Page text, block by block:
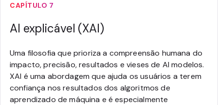
CAPÍTULO 7
AI explicável (XAI)
Uma filosofia que prioriza a compreensão humana do
impacto, precisão, resultados e vieses de AI modelos.
XAI é uma abordagem que ajuda os usuários a terem
confiança nos resultados dos algoritmos de
aprendizado de máquina e é especialmente